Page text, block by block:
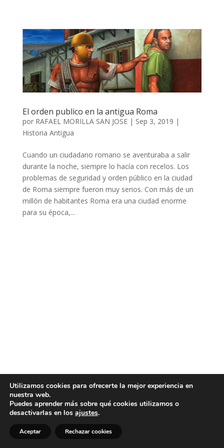
El orden publico en la antigua Roma
por RAFAEL MORILLA SAN JOSE| Sep 3, 2019 |
Historia Antigua
Cuando un ciudadano romano se aventuraba a salir
durante la noche, siempre lo hacía con recelos. Los
problemas de seguridad y orden público en la ciudad
de Roma siempre fueron muy serios. Con más de un
millón de habitantes Roma era una ciudad enorme
para su época,...
Utilizamos cookies para ofrecerte la mejor experiencia en
nuestra web.
Puedes aprender más sobre qué cookies utilizamos o
desactivarlas en los ajustes.
Aceptar Rechazar cookies